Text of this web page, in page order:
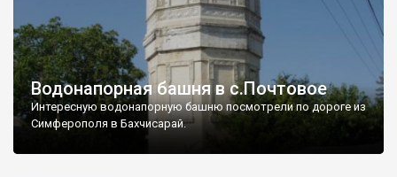
Водонапорная башня в с.Почтовое
Интересную водонапорную башню посмотрели по дороге из
Симферополя в Бахчисарай.